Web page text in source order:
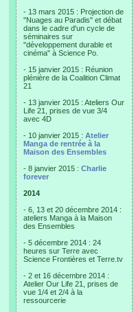
- 13 mars 2015 : Projection de
"Nuages au Paradis" et débat
dans le cadre d'un cycle de
séminaires sur
"développement durable et
cinéma" à Science Po.
- 15 janvier 2015 : Réunion
plénière de la Coalition Climat
21
- 13 janvier 2015 : Ateliers Our
Life 21, prises de vue 3/4
avec 4D
- 10 janvier 2015 : Atelier
Manga de rentrée à la
Maison des Ensembles
- 8 janvier 2015 : Charlie
forever
2014
- 6, 13 et 20 décembre 2014 :
ateliers Manga à la Maison
des Ensembles
- 5 décembre 2014 : 24
heures sur Terre avec
Science Frontières et Terre.tv
- 2 et 16 décembre 2014 :
Atelier Our Life 21, prises de
vue 1/4 et 2/4 à la
ressourcerie